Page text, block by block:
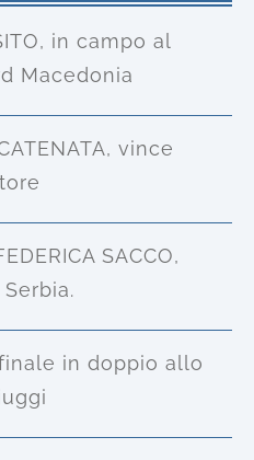
in campo al
Macedonia
vince
SACCO,
finale in doppio allo